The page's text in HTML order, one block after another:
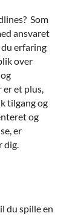
Som
ansvaret
erfaring
over
er et plus,
tilgang og
og
er
for dig.
du spille en